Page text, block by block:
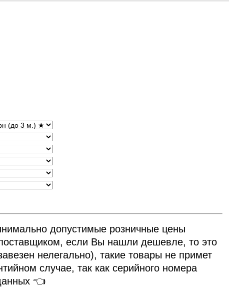
допустимые розничные цены
если Вы нашли дешевле, то это
нелегально), такие товары не примет
случае, так как серийного номера
👈